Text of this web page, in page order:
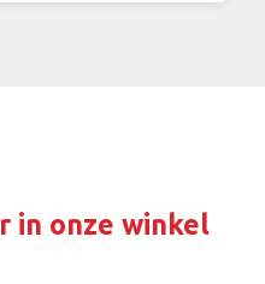
in onze winkel